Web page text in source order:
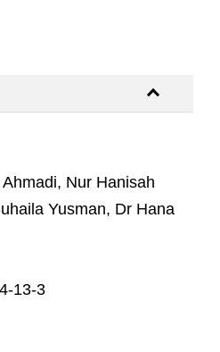
Nur Hanisah
Yusman, Dr Hana
13-3